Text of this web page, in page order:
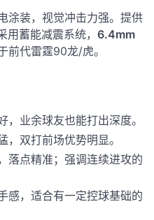
涂装，视觉冲击力强。提供
用蓄能减震系统， 6.4mm
前代雷霆90龙/虎。
，业余球友也能打出深度。
，双打前场优势明显。
落点精准；强调连续进攻的
感，适合有一定控球基础的